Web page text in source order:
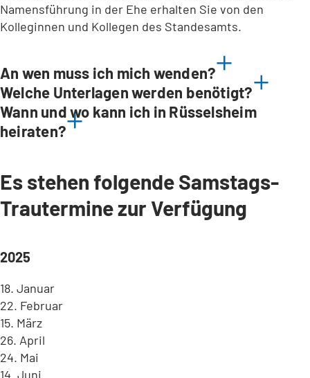
Namensführung in der Ehe erhalten Sie von den
Kolleginnen und Kollegen des Standesamts.
An wen muss ich mich wenden?
Welche Unterlagen werden benötigt?
Wann und wo kann ich in Rüsselsheim
heiraten?
Es stehen folgende Samstags-
Trautermine zur Verfügung
2025
18. Januar
22. Februar
15. März
26. April
24. Mai
14. Juni